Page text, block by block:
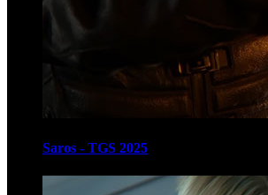
Saros - TGS 2025